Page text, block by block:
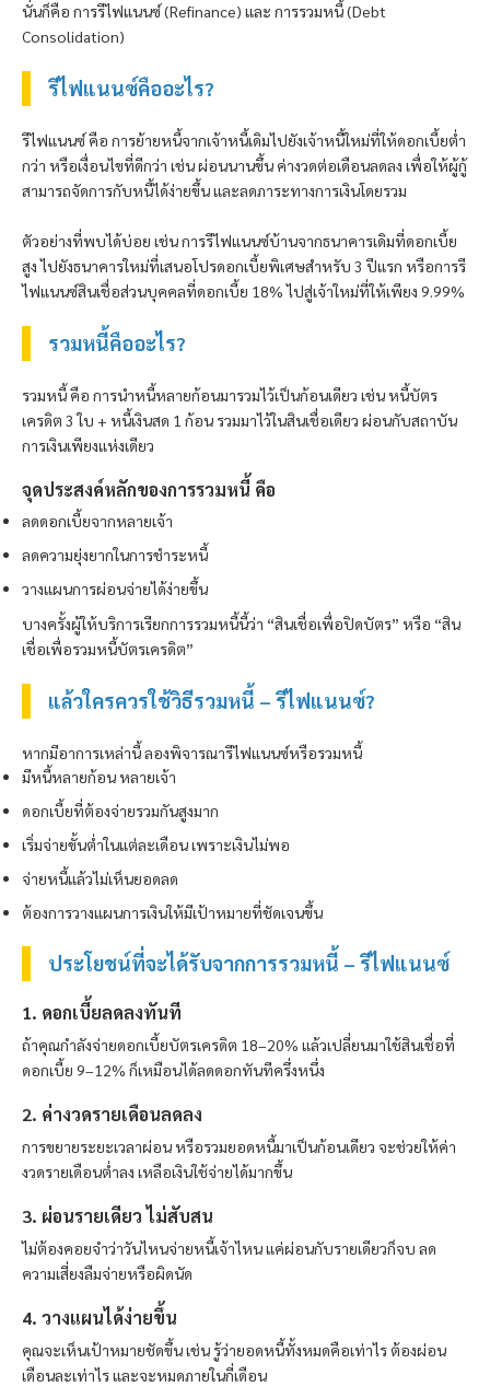
นั่นก็คือ การรีไฟแนนซ์ (Refinance) และ การรวมหนี้ (Debt
Consolidation)
รีไฟแนนซ์คืออะไร?
รีไฟแนนซ์ คือ การย้ายหนี้จากเจ้าหนี้เดิมไปยังเจ้าหนี้ใหม่ที่ให้ดอกเบี้ยต่ำ
กว่า หรือเงื่อนไขที่ดีกว่า เช่น ผ่อนนานขึ้น ค่างวดต่อเดือนลดลง เพื่อให้ผู้กู้
สามารถจัดการกับหนี้ได้ง่ายขึ้น และลดภาระทางการเงินโดยรวม
ตัวอย่างที่พบได้บ่อย เช่น การรีไฟแนนซ์บ้านจากธนาคารเดิมที่ดอกเบี้ย
สูง ไปยังธนาคารใหม่ที่เสนอโปรดอกเบี้ยพิเศษสำหรับ 3 ปีแรก หรือการรี
ไฟแนนซ์สินเชื่อส่วนบุคคลที่ดอกเบี้ย 18% ไปสู่เจ้าใหม่ที่ให้เพียง 9.99%
รวมหนี้คืออะไร?
รวมหนี้ คือ การนำหนี้หลายก้อนมารวมไว้เป็นก้อนเดียว เช่น หนี้บัตร
เครดิต 3 ใบ + หนี้เงินสด 1 ก้อน รวมมาไว้ในสินเชื่อเดียว ผ่อนกับสถาบัน
การเงินเพียงแห่งเดียว
จุดประสงค์หลักของการรวมหนี้ คือ
ลดดอกเบี้ยจากหลายเจ้า
ลดความยุ่งยากในการชำระหนี้
วางแผนการผ่อนจ่ายได้ง่ายขึ้น
บางครั้งผู้ให้บริการเรียกการรวมหนี้นี้ว่า “สินเชื่อเพื่อปิดบัตร” หรือ “สิน
เชื่อเพื่อรวมหนี้บัตรเครดิต”
แล้วใครควรใช้วิธีรวมหนี้ – รีไฟแนนซ์?
หากมีอาการเหล่านี้ ลองพิจารณารีไฟแนนซ์หรือรวมหนี้
มีหนี้หลายก้อน หลายเจ้า
ดอกเบี้ยที่ต้องจ่ายรวมกันสูงมาก
เริ่มจ่ายขั้นต่ำในแต่ละเดือน เพราะเงินไม่พอ
จ่ายหนี้แล้วไม่เห็นยอดลด
ต้องการวางแผนการเงินให้มีเป้าหมายที่ชัดเจนขึ้น
ประโยชน์ที่จะได้รับจากการรวมหนี้ – รีไฟแนนซ์
1. ดอกเบี้ยลดลงทันที
ถ้าคุณกำลังจ่ายดอกเบี้ยบัตรเครดิต 18–20% แล้วเปลี่ยนมาใช้สินเชื่อที่
ดอกเบี้ย 9–12% ก็เหมือนได้ลดดอกทันทีครึ่งหนึ่ง
2. ค่างวดรายเดือนลดลง
การขยายระยะเวลาผ่อน หรือรวมยอดหนี้มาเป็นก้อนเดียว จะช่วยให้ค่า
งวดรายเดือนต่ำลง เหลือเงินใช้จ่ายได้มากขึ้น
3. ผ่อนรายเดียว ไม่สับสน
ไม่ต้องคอยจำว่าวันไหนจ่ายหนี้เจ้าไหน แค่ผ่อนกับรายเดียวก็จบ ลด
ความเสี่ยงลืมจ่ายหรือผิดนัด
4. วางแผนได้ง่ายขึ้น
คุณจะเห็นเป้าหมายชัดขึ้น เช่น รู้ว่ายอดหนี้ทั้งหมดคือเท่าไร ต้องผ่อน
เดือนละเท่าไร และจะหมดภายในกี่เดือน